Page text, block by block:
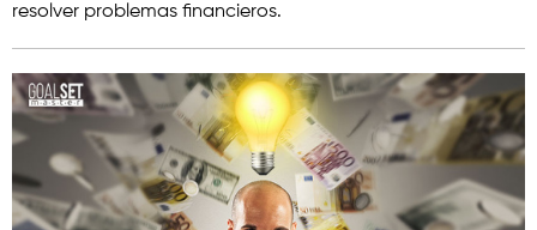
resolver problemas financieros.